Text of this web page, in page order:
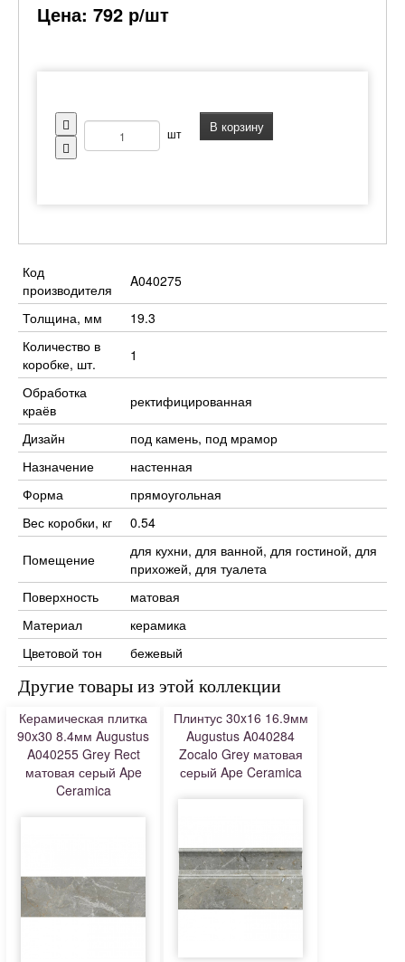
Цена: 792 р/шт
шт В корзину
Код
производителя
A040275
Толщина, мм
19.3
Количество в
коробке, шт.
1
Обработка
краёв
ректифицированная
Дизайн
под камень, под мрамор
Назначение
настенная
Форма
прямоугольная
Вес коробки, кг
0.54
Помещение
для кухни, для ванной, для гостиной, для
прихожей, для туалета
Поверхность
матовая
Материал
керамика
Цветовой тон
бежевый
Другие товары из этой коллекции
Керамическая плитка
90x30 8.4мм Augustus
A040255 Grey Rect
матовая серый Ape
Ceramica
Плинтус 30x16 16.9мм
Augustus A040284
Zocalo Grey матовая
серый Ape Ceramica